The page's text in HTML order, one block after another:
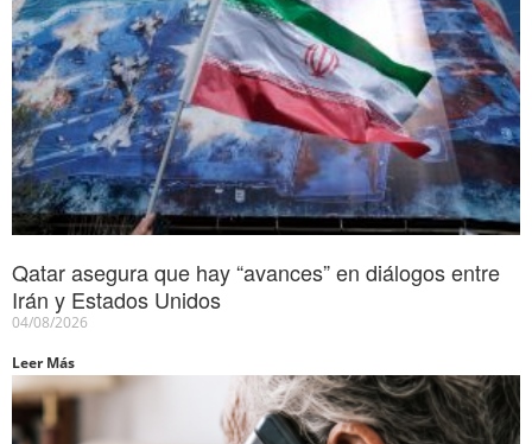
Qatar asegura que hay “avances” en diálogos entre
Irán y Estados Unidos
04/08/2026
Leer Más